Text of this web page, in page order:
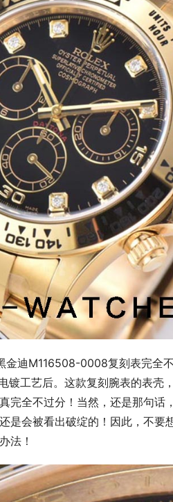
迪M116508-0008复刻表完全
镀工艺后。这款复刻腕表的表壳
完全不过分！当然，还是那句话
是会被看出破绽的！因此，不要
法！